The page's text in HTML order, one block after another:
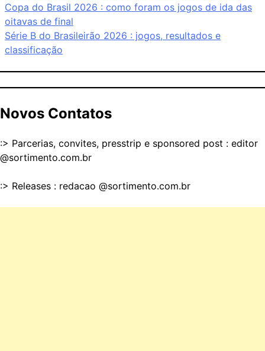
Copa do Brasil 2026 : como foram os jogos de ida das
oitavas de final
Série B do Brasileirão 2026 : jogos, resultados e
classificação
Novos Contatos
:> Parcerias, convites, presstrip e sponsored post : editor
@sortimento.com.br
:> Releases : redacao @sortimento.com.br